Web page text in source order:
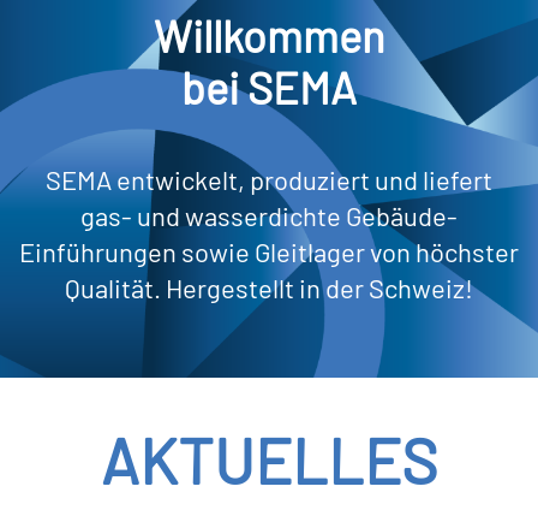
Willkommen
bei SEMA
SEMA entwickelt, produziert und liefert
gas- und wasserdichte Gebäude-
Einführungen sowie Gleitlager von höchster
Qualität. Hergestellt in der Schweiz!
AKTUELLES